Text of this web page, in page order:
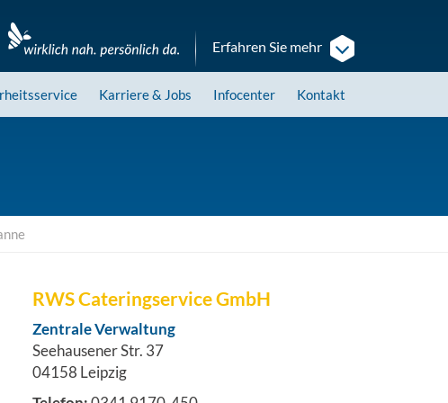
Erfahren Sie mehr
Karriere& Jobs Infocenter Kontakt
RWS Cateringservice GmbH
Zentrale Verwaltung
Seehausener Str. 37
04158 Leipzig